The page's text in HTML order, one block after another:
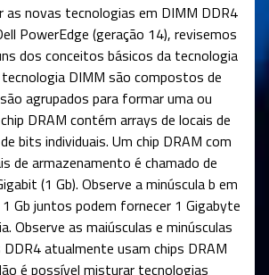
as novas tecnologias em DIMM DDR4
PowerEdge (geração 14), revisemos
dos conceitos básicos da tecnologia
DIMM são compostos de
agrupados para formar uma ou
DRAM contém arrays de locais de
bits individuais. Um chip DRAM com
de armazenamento é chamado de
(1 Gb). Observe a minúscula b em
Gb juntos podem fornecer 1 Gigabyte
Observe as maiúsculas e minúsculas
DDR4 atualmente usam chips DRAM
é possível misturar tecnologias